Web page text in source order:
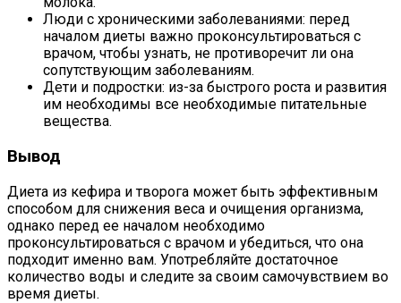
Люди с хроническими заболеваниями: перед
началом диеты важно проконсультироваться с
врачом, чтобы узнать, не противоречит ли она
сопутствующим заболеваниям.
Дети и подростки: из-за быстрого роста и развития
им необходимы все необходимые питательные
вещества.
Вывод
Диета из кефира и творога может быть эффективным
способом для снижения веса и очищения организма,
однако перед ее началом необходимо
проконсультироваться с врачом и убедиться, что она
подходит именно вам. Употребляйте достаточное
количество воды и следите за своим самочувствием во
время диеты.